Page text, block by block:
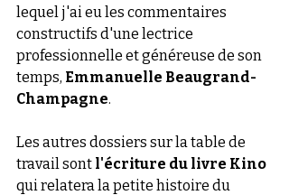
lequel j'ai eu les commentaires
constructifs d'une lectrice
professionnelle et généreuse de son
temps, Emmanuelle Beaugrand-
Champagne.
Les autres dossiers sur la table de
travail sont l'écriture du livre Kino
qui relatera la petite histoire du